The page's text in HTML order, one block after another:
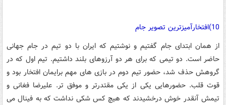
10)افتخارآمیزترین تصویر جام
از همان ابتدای جام گفتیم و نوشتیم که ایران با دو تیم در جام جهانی
حاضر است. دو تیمی که برای هر دو آرزوهای بلند داشتیم. تیم اول که در
گروهش حذف شد، حضور تیم دوم در بازی های مهم برایمان افتخار بود و
قوت قلب. حضورهایی یکی از یکی مقتدرتر و موفق تر. علیرضا فغانی و
تیمش آنقدر خوش درخشیدند که هیچ کس شکی نداشت که به فینال می